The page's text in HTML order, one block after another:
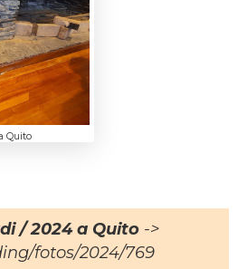
Quito
/ 2024 a Quito ->
fotos/2024/769